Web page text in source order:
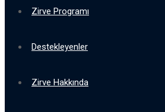
Zirve Programı
Destekleyenler
Zirve Hakkında